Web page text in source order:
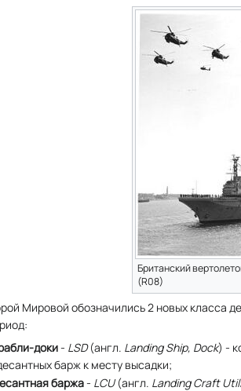
Британский
(R08)
Мировой обозначились 2 новых класса
доки- LSD(англ. Landing Ship, Dock) -
барж к месту высадки;
баржа- LCU(англ. Landing Craft